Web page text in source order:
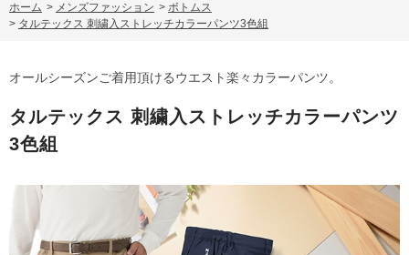
ホーム > メンズファッション > ボトムス
> タルテックス 刺繍入ストレッチカラーパンツ3色組
オールシーズンご着用頂けるウエスト楽々カラーパンツ。
タルテックス 刺繍入ストレッチカラーパンツ
3色組